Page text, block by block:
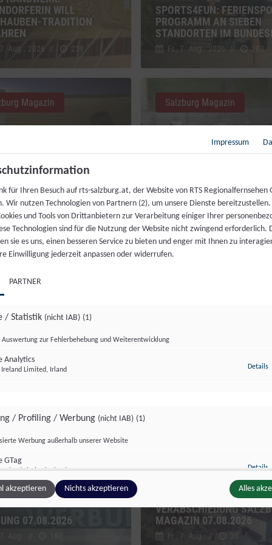
WILL
TRADITION
Aug.. 2026 // 259
SPORTS4FUN:
PROGRAMM AN SIEBEN
STANDORTEN IM
Fr., 7. Aug.. 2026 // 263
DIE REFORM?
Aug.. 2026 // 368
Magazin
VIELFALT DES
„RAD AM SALZBURG
Di., 4. Aug.. 2026 // 282
Salzburg Magazin
07.08.2026
VERABSCHIEDUNG
MAGAZIN 07.08.2026
Fr., 7. Aug. //
Impressum
für Ihren Besuch auf rts-salzburg.at, der Website von RTS Regionalfernsehen
Wir nutzen Technologien von Partnern (2), um unsere Dienste bereitzustellen.
und Tools von Drittanbietern zur Verarbeitung einiger Ihrer
Technologien sind für die Nutzung der Website nicht zwingend erforderlich.
sie es uns, einen besseren Service zu bieten und enger mit Ihnen zu
Einwilligung jederzeit anpassen oder widerrufen.
PARTNER
/ Statistik (nicht IAB) (1)
Auswertung zur Fehlerbehebung und Weiterentwicklung
Analytics
Ireland Limited, Irland Details
/ Profiling / Werbung (nicht IAB) (1)
Werbung außerhalb unserer Website
GTag
Ireland Limited, Irland Details
Inhalte (nicht IAB)
akzeptieren Nichts akzeptieren Alles